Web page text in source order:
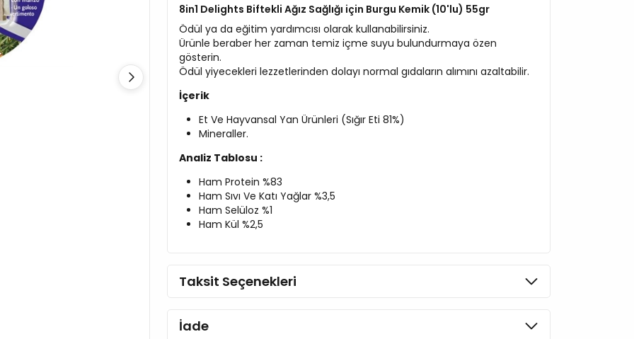
8in1 Delights Biftekli Ağız Sağlığı için Burgu Kemik (10'lu) 55gr
Ödül ya da eğitim yardımcısı olarak kullanabilirsiniz.
Ürünle beraber her zaman temiz içme suyu bulundurmaya özen
gösterin.
Ödül yiyecekleri lezzetlerinden dolayı normal gıdaların alımını azaltabilir.
İçerik
Et Ve Hayvansal Yan Ürünleri (Sığır Eti 81%)
Mineraller.
Analiz Tablosu :
Ham Protein %83
Ham Sıvı Ve Katı Yağlar %3,5
Ham Selüloz %1
Ham Kül %2,5
Taksit Seçenekleri
İade